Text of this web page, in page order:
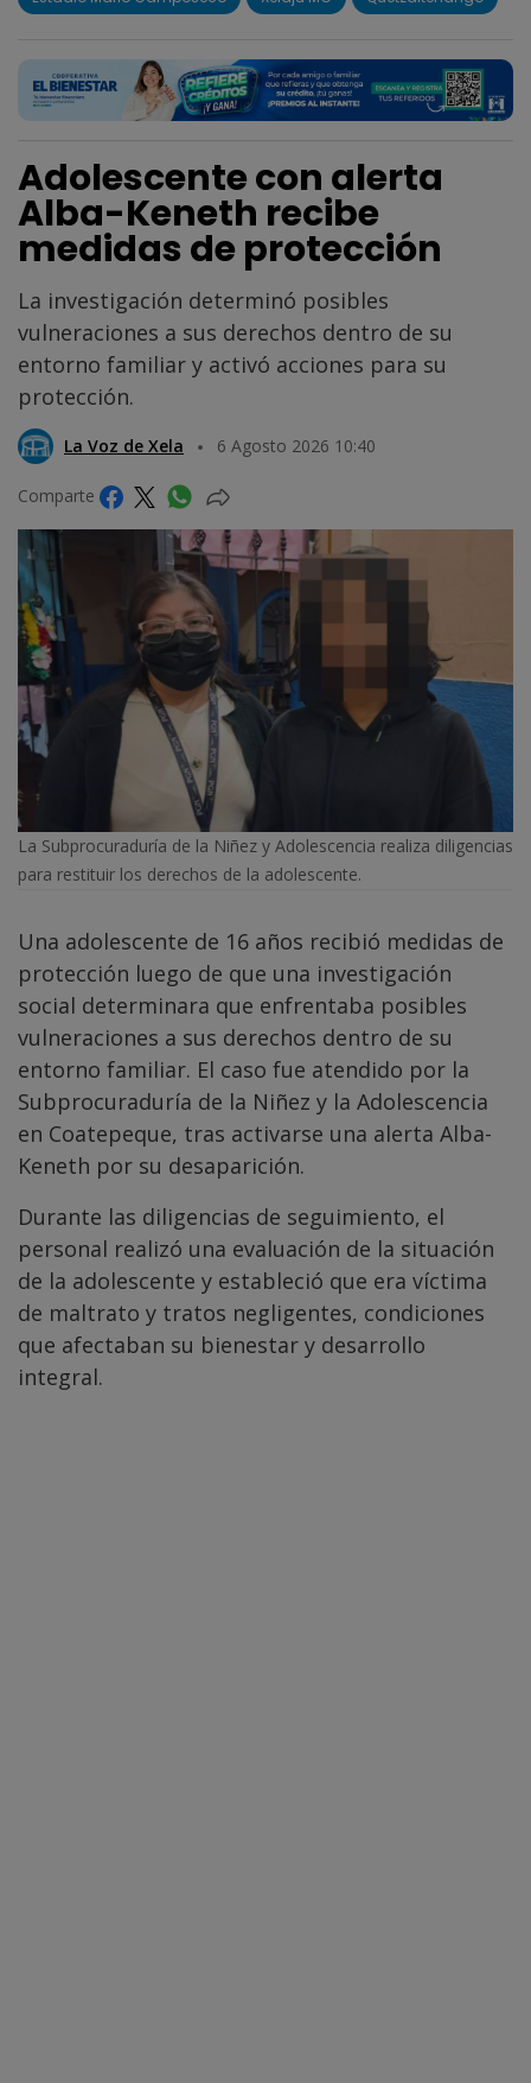
Adolescente con alerta
Alba-Keneth recibe
medidas de protección
La investigación determinó posibles
vulneraciones a sus derechos dentro de su
entorno familiar y activó acciones para su
protección.
La Voz de Xela 6 Agosto 2026 10:40
Comparte
La Subprocuraduría de la Niñez y Adolescencia realiza diligencias
para restituir los derechos de la adolescente.
Una adolescente de 16 años recibió medidas de
protección luego de que una investigación
social determinara que enfrentaba posibles
vulneraciones a sus derechos dentro de su
entorno familiar. El caso fue atendido por la
Subprocuraduría de la Niñez y la Adolescencia
en Coatepeque, tras activarse una alerta Alba-
Keneth por su desaparición.
Durante las diligencias de seguimiento, el
personal realizó una evaluación de la situación
de la adolescente y estableció que era víctima
de maltrato y tratos negligentes, condiciones
que afectaban su bienestar y desarrollo
integral.